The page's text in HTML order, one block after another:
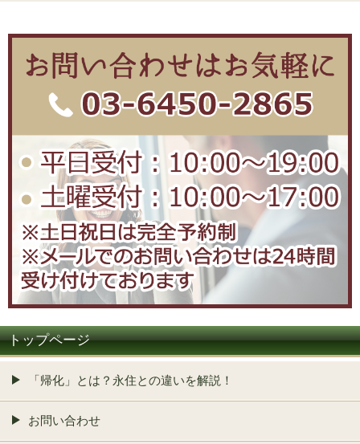
トップページ
「帰化」とは？永住との違いを解説！
お問い合わせ